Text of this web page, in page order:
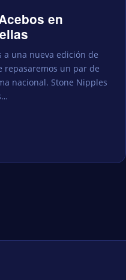
en
a una nueva edición de
repasaremos un par de
nacional. Stone Nipples